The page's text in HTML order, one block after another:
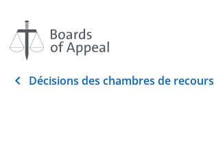
Décisions des chambres de recours